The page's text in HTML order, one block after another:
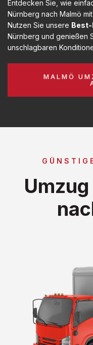
Entdecken Sie, wie
Nürnberg nach Malmö
Nutzen Sie unsere
Nürnberg und genießen
unschlagbaren
MALMÖ